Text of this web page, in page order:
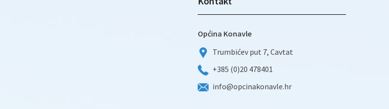
Općina Konavle
Trumbićev put 7, Cavtat
+385 (0)20 478401
info@opcinakonavle.hr